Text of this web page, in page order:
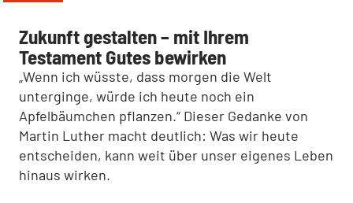
Zukunft gestalten – mit Ihrem
Testament Gutes bewirken
„Wenn ich wüsste, dass morgen die Welt
unterginge, würde ich heute noch ein
Apfelbäumchen pflanzen.“ Dieser Gedanke von
Martin Luther macht deutlich: Was wir heute
entscheiden, kann weit über unser eigenes Leben
hinaus wirken.